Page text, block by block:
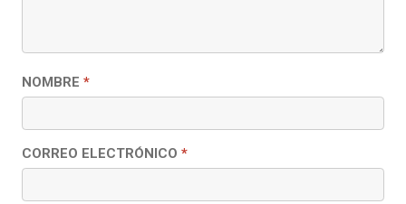
NOMBRE *
CORREO ELECTRÓNICO *